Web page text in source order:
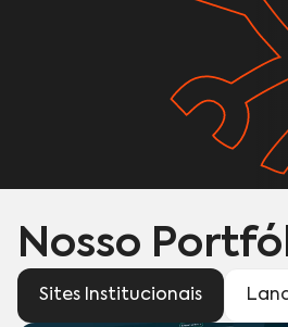
Nosso
Sites Institucionais